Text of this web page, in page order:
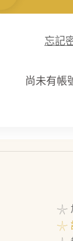
忘記
尚未有帳
𓇼
𓇼